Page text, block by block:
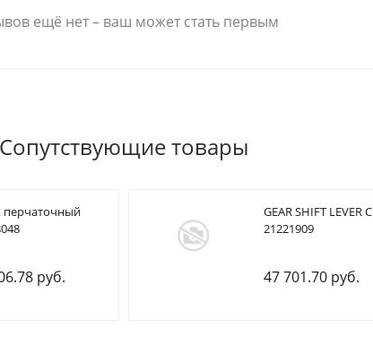
ещё нет – ваш может стать первым
Сопутствующие товары
руб.
GEAR SHIFT LEVER C
21221909
47 701.70 руб.